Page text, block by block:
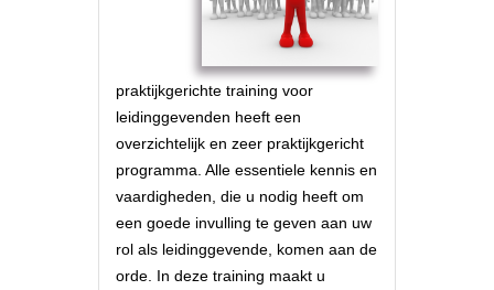
praktijkgerichte training voor
leidinggevenden heeft een
overzichtelijk en zeer praktijkgericht
programma. Alle essentiele kennis en
vaardigheden, die u nodig heeft om
een goede invulling te geven aan uw
rol als leidinggevende, komen aan de
orde. In deze training maakt u